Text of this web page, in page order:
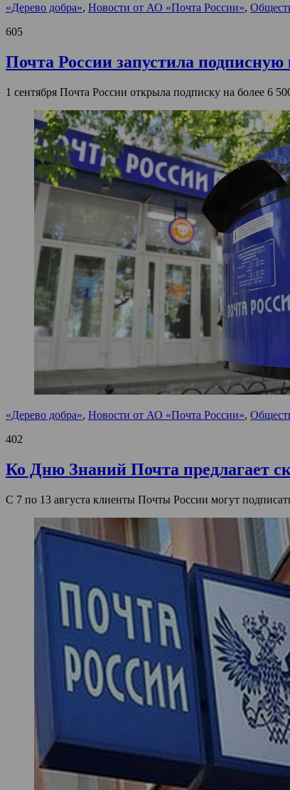
«Дерево добра», Новости от АО «Почта России»,
605
Почта России запустила
1 сентября Почта России открыла подписку на более 6
«Дерево добра», Новости от АО «Почта России»,
402
Ко Дню Знаний Почта предлагает
С 7 по 13 августа клиенты Почты России могут